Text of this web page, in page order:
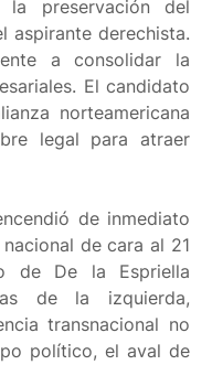
la preservación del
aspirante derechista.
a consolidar la
El candidato
norteamericana
legal para atraer
de inmediato
de cara al 21
de De la Espriella
de la izquierda,
transnacional no
político, el aval de